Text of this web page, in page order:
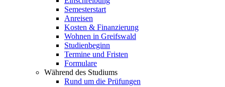
Semesterstart
Anreisen
Kosten & Finanzierung
Wohnen in Greifswald
Studienbeginn
Termine und Fristen
Formulare
Während des Studiums
Rund um die Prüfungen